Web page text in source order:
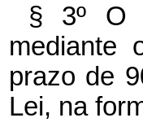
§ 3º O
mediante
prazo de
Lei, na